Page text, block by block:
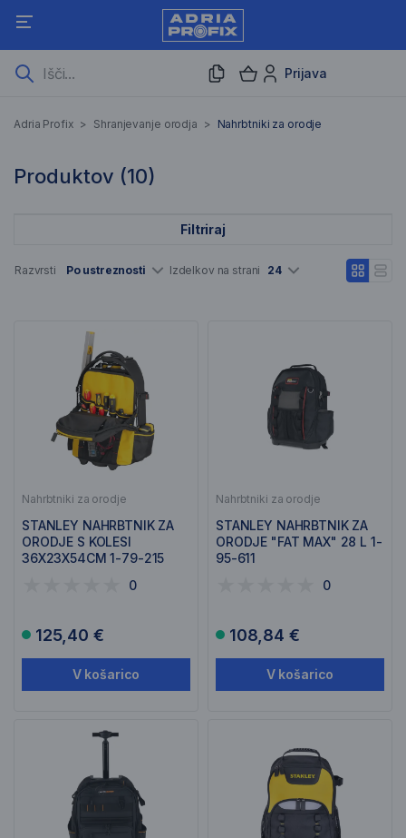
Prijava
Nahrbtniki za orodje
Adria Profix > Shranjevanje orodja > Nahrbtniki za orodje
Produktov (10)
10 Rezultati iskanja
Filtriraj
Seznam artiklov
Razvrsti Po ustreznosti Izdelkov na strani 24
Nahrbtniki za orodje
STANLEY NAHRBTNIK ZA
ORODJE S KOLESI
36X23X54CM 1-79-215
0
125,40 €
V košarico
Nahrbtniki za orodje
STANLEY NAHRBTNIK ZA
ORODJE "FAT MAX" 28 L 1-
95-611
0
108,84 €
V košarico